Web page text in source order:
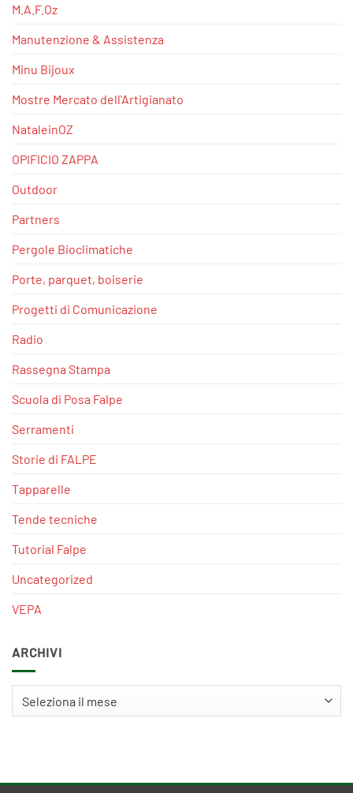
M.A.F.Oz
Manutenzione & Assistenza
Minu Bijoux
Mostre Mercato dell'Artigianato
NataleinOZ
OPIFICIO ZAPPA
Outdoor
Partners
Pergole Bioclimatiche
Porte, parquet, boiserie
Progetti di Comunicazione
Radio
Rassegna Stampa
Scuola di Posa Falpe
Serramenti
Storie di FALPE
Tapparelle
Tende tecniche
Tutorial Falpe
Uncategorized
VEPA
ARCHIVI